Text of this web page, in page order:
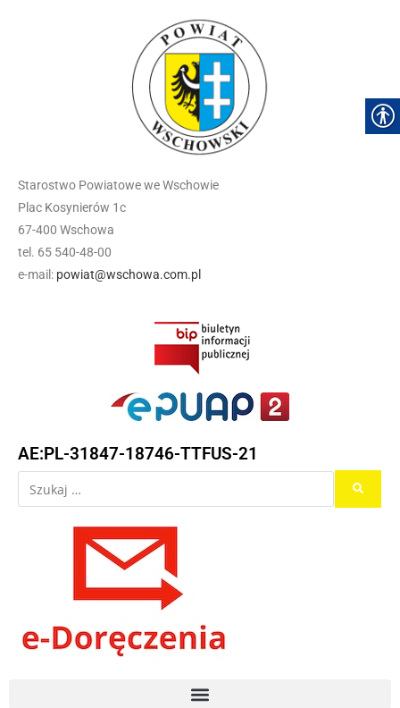
Starostwo Powiatowe we Wschowie
Plac Kosynierów 1c
67-400 Wschowa
tel. 65 540-48-00
e-mail: powiat@wschowa.com.pl
AE:PL-31847-18746-TTFUS-21